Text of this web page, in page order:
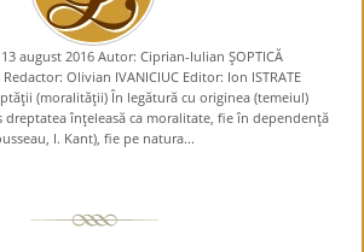
august 2016 Autor: Ciprian-Iulian ŞOPTICĂ
Olivian IVANICIUC Editor: Ion ISTRATE
(moralităţii) În legătură cu originea (temeiul)
înţeleasă ca moralitate, fie în dependenţă
I. Kant), fie pe natura...